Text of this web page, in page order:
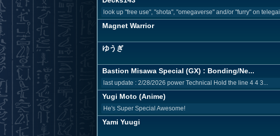
look up "free use", "shota", "omegaverse" and/or "furry" on telegai
Magnet Warrior
ゆうぎ
Bastion Misawa Special (GX) : Bonding/Ne...
last update : 2/28/2026 power Technical Hold the line 4 4 3...
Yugi Moto (Anime)
He's Super Special Awesome!
Yami Yuugi